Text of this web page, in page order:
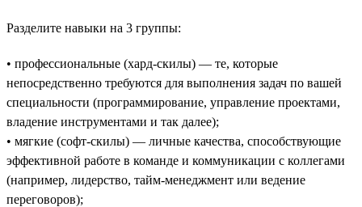
Разделите навыки на 3 группы:
• профессиональные (хард-скилы) — те, которые
непосредственно требуются для выполнения задач по вашей
специальности (программирование, управление проектами,
владение инструментами и так далее);
• мягкие (софт-скилы) — личные качества, способствующие
эффективной работе в команде и коммуникации с коллегами
(например, лидерство, тайм-менеджмент или ведение
переговоров);